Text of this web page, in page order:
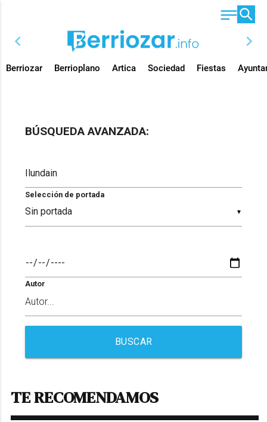
chevron_left chevron_right
Berriozar Berrioplano Artica Sociedad Fiestas
BÚSQUEDA AVANZADA:
▼
Selección de portada
Autor
BUSCAR
TE RECOMENDAMOS